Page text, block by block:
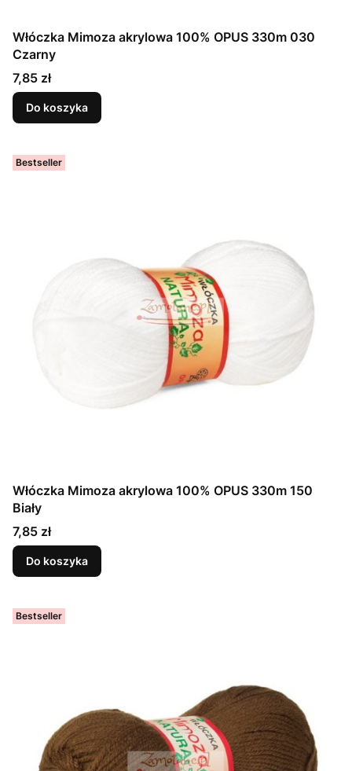
Włóczka Mimoza akrylowa 100% OPUS 330m 030
Czarny
Cena
7,85 zł
Do koszyka
Bestseller
Włóczka Mimoza akrylowa 100% OPUS 330m 150
Biały
Cena
7,85 zł
Do koszyka
Bestseller